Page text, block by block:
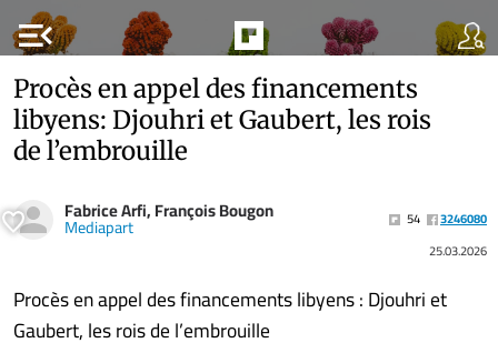
menu_open
Procès en appel des financements
libyens: Djouhri et Gaubert, les rois
de l’embrouille
Fabrice Arfi, François Bougon
Mediapart 54
3246080
25.03.2026
Procès en appel des financements libyens : Djouhri et
Gaubert, les rois de l’embrouille